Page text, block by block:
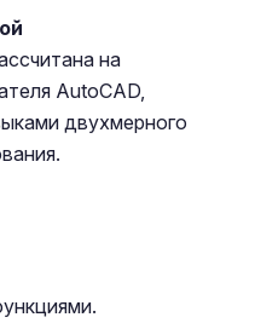
на
AutoCAD,
двухмерного